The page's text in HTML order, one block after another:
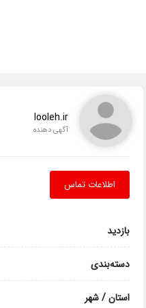
looleh.ir
آگهی دهنده
اطلاعات تماس
بازدید
دسته‌بندی
استان / شهر